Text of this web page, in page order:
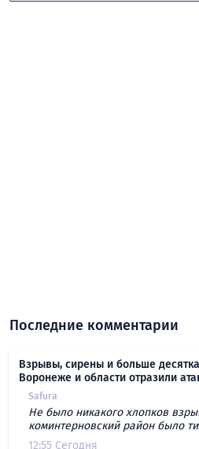
Последние комментарии
Взрывы, сирены и больше
Воронеже и области отразили
Safura
Не было никакого хлопков
коминтерновский район было
12:55 Сегодня